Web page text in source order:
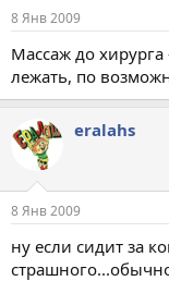
8 Янв 2009
Массаж до
лежать, по
eralahs
8 Янв 2009
ну если сидит за